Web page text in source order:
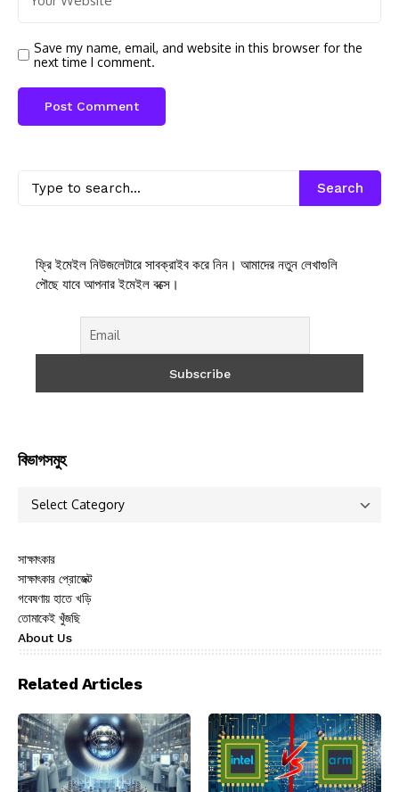
Save my name, email, and website in this browser for the
next time I comment.
Search
ফ্রি ইমেইল নিউজলেটারে সাবক্রাইব করে নিন। আমাদের নতুন লেখাগুলি
পৌছে যাবে আপনার ইমেইল বক্সে।
বিভাগসমুহ
সাক্ষাৎকার
সাক্ষাৎকার প্রোজেক্ট
গবেষণায় হাতে খড়ি
তোমাকেই খুঁজছি
About Us
Related Articles